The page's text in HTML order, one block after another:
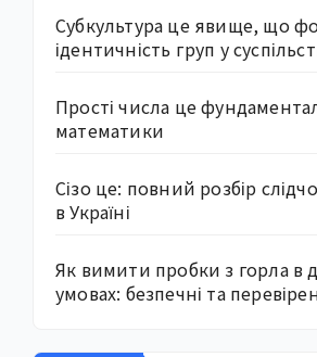
Субкультура це явище, що
ідентичність груп у
Прості числа це
математики
Сізо це: повний розбір
в Україні
Як вимити пробки з горла в
умовах: безпечні та